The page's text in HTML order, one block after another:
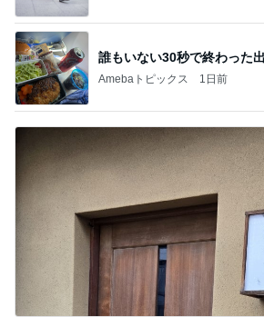
誰もいない30秒で終わった
Amebaトピックス 1日前